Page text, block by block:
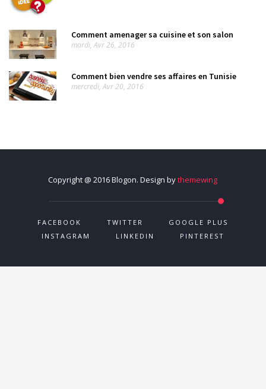
Comment amenager sa cuisine et son salon
mardi, Avr 26, 2016
Comment bien vendre ses affaires en Tunisie
mercredi, Avr 20, 2016
Copyright @ 2016 Blogon. Design bythemewing
FACEBOOK TWITTER
GOOGLE PLUS
INSTAGRAM
LINKEDIN PINTEREST